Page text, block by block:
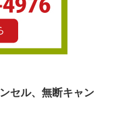
セル、無断キャン